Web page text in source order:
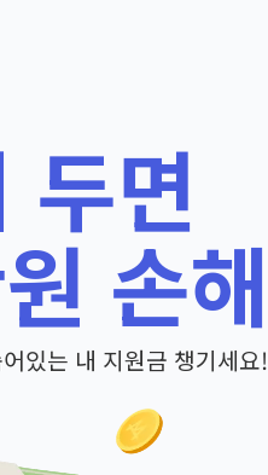
두면
손
있는 내 지원금 챙기세요!